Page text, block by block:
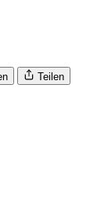
Teilen